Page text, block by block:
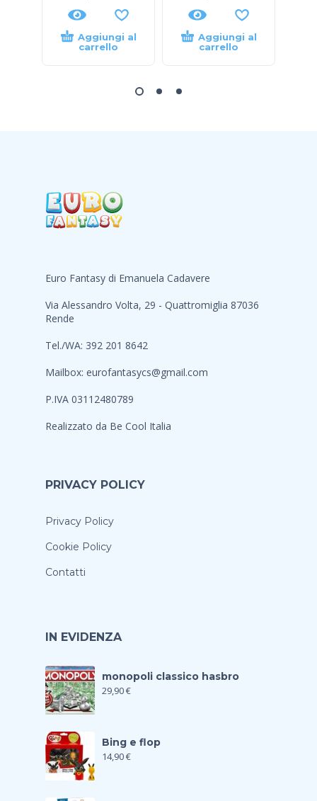
Aggiungi al
carrello
Aggiungi al
carrello
Euro Fantasy di Emanuela Cadavere
Via Alessandro Volta, 29 - Quattromiglia 87036
Rende
Tel./WA: 392 201 8642
Mailbox: eurofantasycs@gmail.com
P.IVA 03112480789
Realizzato da Be Cool Italia
PRIVACY POLICY
Privacy Policy
Cookie Policy
Contatti
IN EVIDENZA
monopoli classico hasbro
29,90€
Bing e flop
14,90€